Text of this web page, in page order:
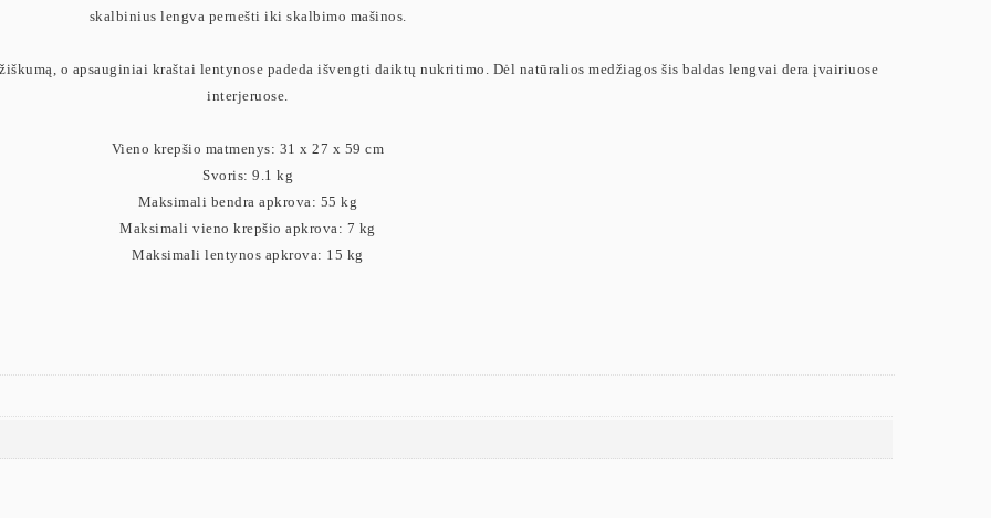
skalbinius lengva pernešti iki skalbimo mašinos.
o apsauginiai kraštai lentynose padeda išvengti daiktų nukritimo. Dėl natūralios medžiagos šis baldas lengvai dera įvairiuose
interjeruose.
Vieno krepšio matmenys: 31 x 27 x 59 cm
Svoris: 9.1 kg
Maksimali bendra apkrova: 55 kg
Maksimali vieno krepšio apkrova: 7 kg
Maksimali lentynos apkrova: 15 kg